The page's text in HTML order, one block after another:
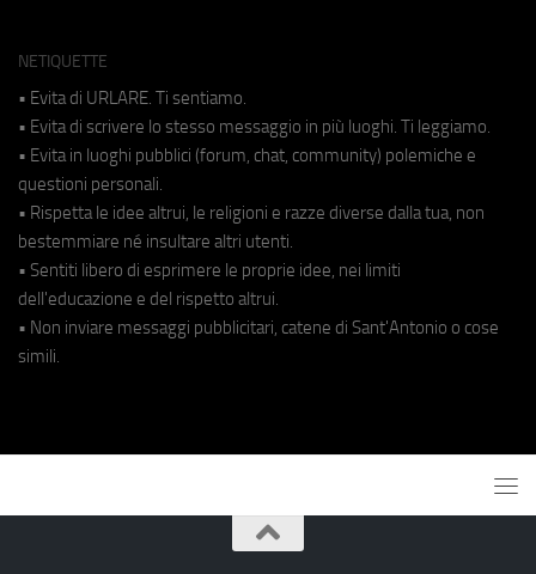
NETIQUETTE
• Evita di URLARE. Ti sentiamo.
• Evita di scrivere lo stesso messaggio in più luoghi. Ti leggiamo.
• Evita in luoghi pubblici (forum, chat, community) polemiche e
questioni personali.
• Rispetta le idee altrui, le religioni e razze diverse dalla tua, non
bestemmiare né insultare altri utenti.
• Sentiti libero di esprimere le proprie idee, nei limiti
dell'educazione e del rispetto altrui.
• Non inviare messaggi pubblicitari, catene di Sant'Antonio o cose
simili.